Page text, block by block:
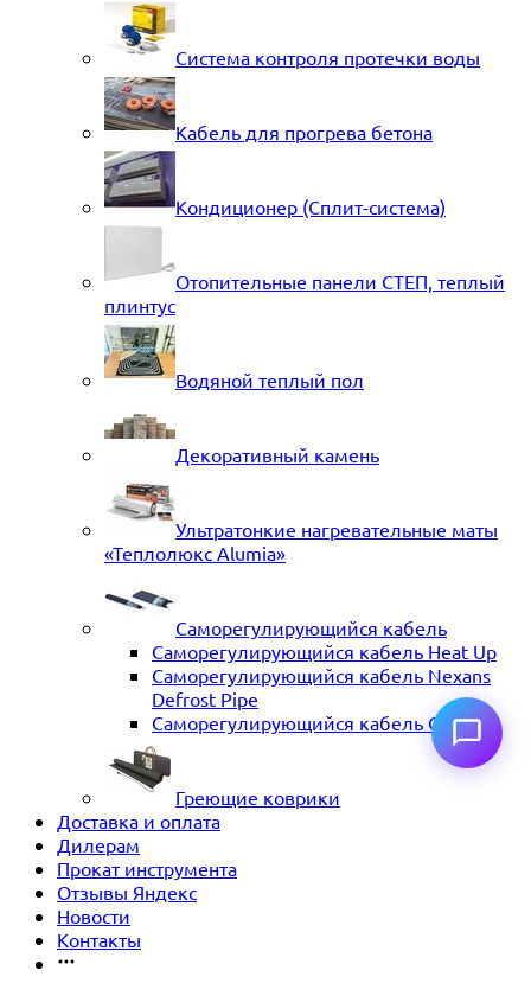
Система контроля протечки воды
Кабель для прогрева бетона
Кондиционер (Сплит-система)
Отопительные панели СТЕП, теплый
плинтус
Водяной теплый пол
Декоративный камень
Ультратонкие нагревательные маты
«Теплолюкс Alumia»
Саморегулирующийся кабель
Саморегулирующийся кабель Heat Up
Саморегулирующийся кабель Nexans
Defrost Pipe
Саморегулирующийся кабель ССТ
Греющие коврики
Доставка и оплата
Дилерам
Прокат инструмента
Отзывы Яндекс
Новости
Контакты